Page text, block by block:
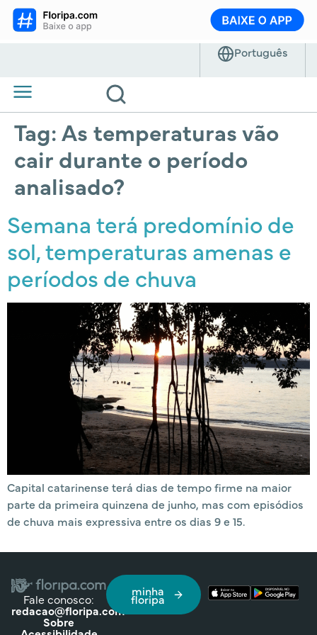
Tag:As temperaturas vão
cair durante o período
analisado?
Semana terá predomínio de
sol, temperaturas amenas e
períodos de chuva
Capital catarinense terá dias de tempo firme na maior
parte da primeira quinzena de junho, mas com episódios
de chuva mais expressiva entre os dias 9 e 15.
Fale conosco:
redacao@floripa.com
Sobre
minha
floripa